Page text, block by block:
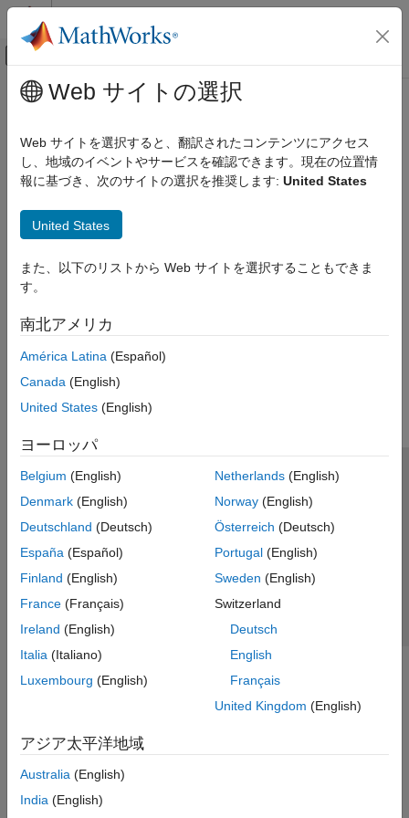
コンテンツへスキップ
オフキャンバス ナビゲーション メ
ドキュメンテーションのホーム
メインコンテンツ
この情報は役に立ちましたか？
Web サイトの選択
Web サイトを選択すると、翻訳されたコンテンツにアクセス
し、地域のイベントやサービスを確認できます。現在の位置情
報に基づき、次のサイトの選択を推奨します: United States
United States
また、以下のリストから Web サイトを選択することもできま
す。
南北アメリカ
América Latina (Español)
Canada (English)
United States (English)
ヨーロッパ
Belgium (English)
Denmark (English)
Deutschland (Deutsch)
España (Español)
Finland (English)
France (Français)
Ireland (English)
Italia (Italiano)
Luxembourg (English)
Netherlands(English)
Norway(English)
Österreich (Deutsch)
Portugal(English)
Sweden (English)
Switzerland
Deutsch
English
Français
United Kingdom (English)
アジア太平洋地域
Australia (English)
India (English)
トラストセンター
プライバシー ポリシー
違法コピー防止
アプリケーション ステータス
© 1994-2026 The MathWorks, Inc.